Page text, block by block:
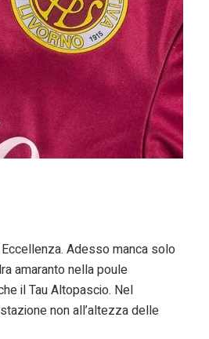
Adesso manca solo
amaranto nella poule
il Tau Altopascio. Nel
non all’altezza delle